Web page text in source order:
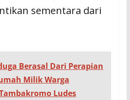
sementara dari
Berasal Dari Perapian
Milik Warga
Ludes